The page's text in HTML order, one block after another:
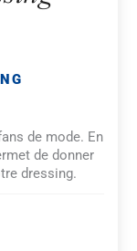
de mode. En
de donner
dressing.